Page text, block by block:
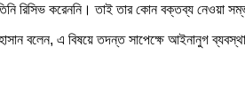
রিসিভ করেননি। তাই তার কোন বক্তব্য নেওয়া
বলেন, এ বিষয়ে তদন্ত সাপেক্ষে আইনানুগ